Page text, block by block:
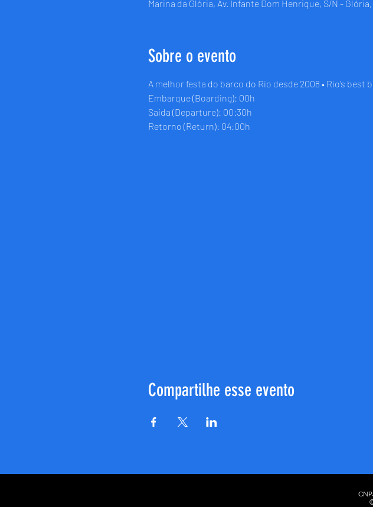
Marina da Glória, Av. Infante Dom Henrique, S/N -
Sobre o evento
A melhor festa do barco do Rio desde 2008 • Rio’s best
Embarque (Boarding): 00h
Saida (Departure): 00:30h
Retorno (Return): 04:00h
Compartilhe esse evento